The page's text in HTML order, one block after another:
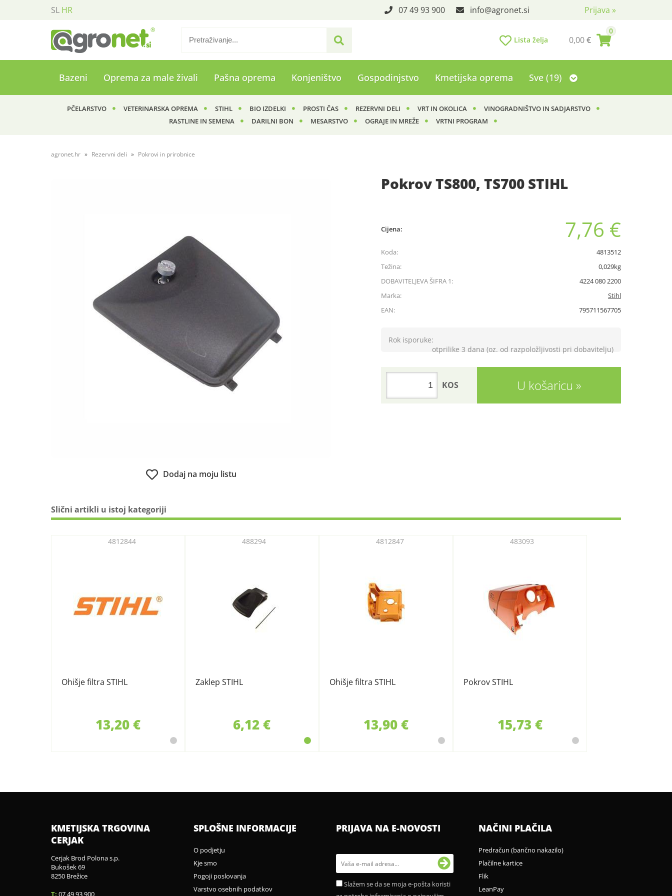
SL HR Prijava »
07 49 93 900 info agronet.si
0
0,00€
Lista želja
Bazeni Oprema za male živali Pašna oprema Konjeništvo Gospodinjstvo Kmetijska oprema Sve (19)
PČELARSTVO VETERINARSKA OPREMA STIHL BIO IZDELKI PROSTI ČAS REZERVNI DELI VRT IN OKOLICA
VINOGRADNIŠTVO IN SADJARSTVO
RASTLINE IN SEMENA
DARILNI BON MESARSTVO OGRAJE IN MREŽE VRTNI PROGRAM
agronet.hr Rezervni deli Pokrovi in prirobnice
Pokrov TS800, TS700 STIHL
Dodaj na moju listu
Cijena: 7,76 €
Koda:
4813512
Težina:
0,029kg
DOBAVITELJEVA ŠIFRA 1:
4224 080 2200
Marka:
Stihl
EAN:
795711567705
Rok isporuke:
otprilike 3 dana (oz. od razpoložljivosti pri dobavitelju)
U košaricu
KOS
Slični artikli u istoj kategoriji
Ohišje filtra STIHL
4812844
13,20 €
Zaklep STIHL
488294
6,12 €
Ohišje filtra STIHL
4812847
13,90 €
Pokrov STIHL
483093
15,73 €
KMETIJSKA TRGOVINA
CERJAK
Cerjak Brod Polona s.p.
Bukošek 69
8250 Brežice
T: 07 49 93 900
SPLOŠNE INFORMACIJE
O podjetju
Kje smo
Pogoji poslovanja
Varstvo osebnih podatkov
PRIJAVA NA E-NOVOSTI
Slažem se da se moja e-pošta koristi
NAČINI PLAČILA
Predračun (bančno nakazilo)
Plačilne kartice
Flik
LeanPay